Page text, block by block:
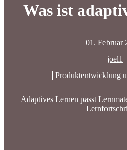
Was ist
01. Februar
joel1
Produktentwicklung
Adaptives Lernen passt